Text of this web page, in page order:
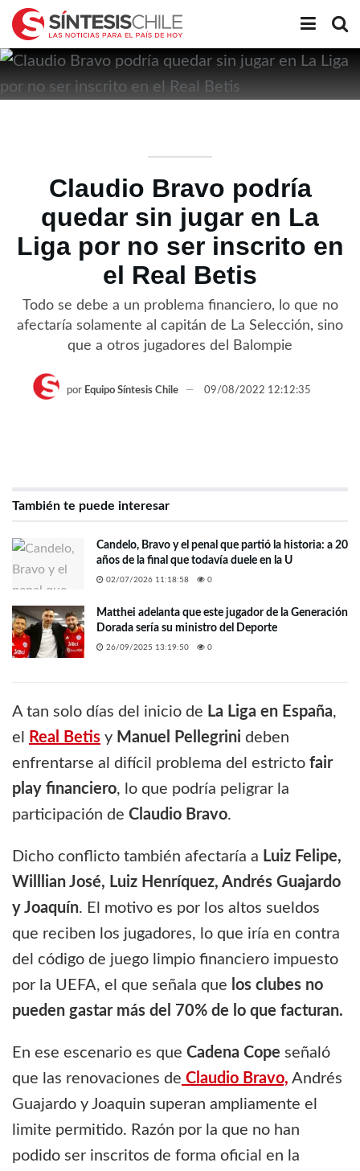
Claudio Bravo podría
quedar sin jugar en La
Liga por no ser inscrito en
el Real Betis
Todo se debe a un problema financiero, lo que no
afectaría solamente al capitán de La Selección, sino
que a otros jugadores del Balompie
por Equipo Síntesis Chile 09/08/2022 12:12:35
También te puede interesar
Candelo, Bravo y el penal que partió la historia: a 20
años de la final que todavía duele en la U
02/07/2026 11:18:58 0
Matthei adelanta que este jugador de la Generación
Dorada sería su ministro del Deporte
26/09/2025 13:19:50 0
A tan solo días del inicio de La Liga en España,
el
Real Betis y Manuel Pellegrini deben
enfrentarse al difícil problema del estricto fair
play financiero, lo que podría peligrar la
participación de Claudio Bravo.
Dicho conflicto también afectaría a Luiz Felipe,
Willlian José, Luiz Henríquez, Andrés Guajardo
y Joaquín. El motivo es por los altos sueldos
que reciben los jugadores, lo que iría en contra
del código de juego limpio financiero impuesto
por la UEFA, el que señala que los clubes no
pueden gastar más del 70% de lo que facturan.
En ese escenario es que Cadena Cope señaló
que las renovaciones de Claudio Bravo, Andrés
Guajardo y Joaquin superan ampliamente el
limite permitido. Razón por la que no han
podido ser inscritos de forma oficial en la